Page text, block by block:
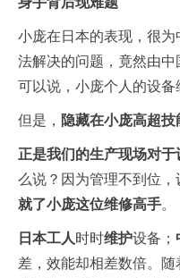
小庞在日本的表现，很
法解决的问题，竟然由中
可以说，小庞个人的设备
但是， 隐藏在小庞高超
正是我们的生产现场对于
么说？因为管理不到位，
就了小庞这位维修高手。
日本工人时时维护设备；
差，效能却相差数倍。